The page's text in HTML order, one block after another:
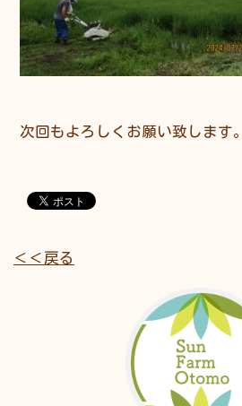
次回もよろしくお願い致します。
＜＜戻る